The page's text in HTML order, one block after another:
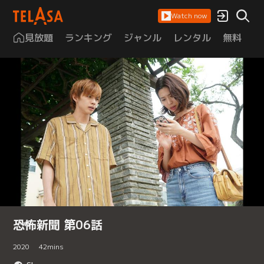
Watch now
見放題 ランキング ジャンル レンタル 無料
恐怖新聞 第06話
2020 42mins